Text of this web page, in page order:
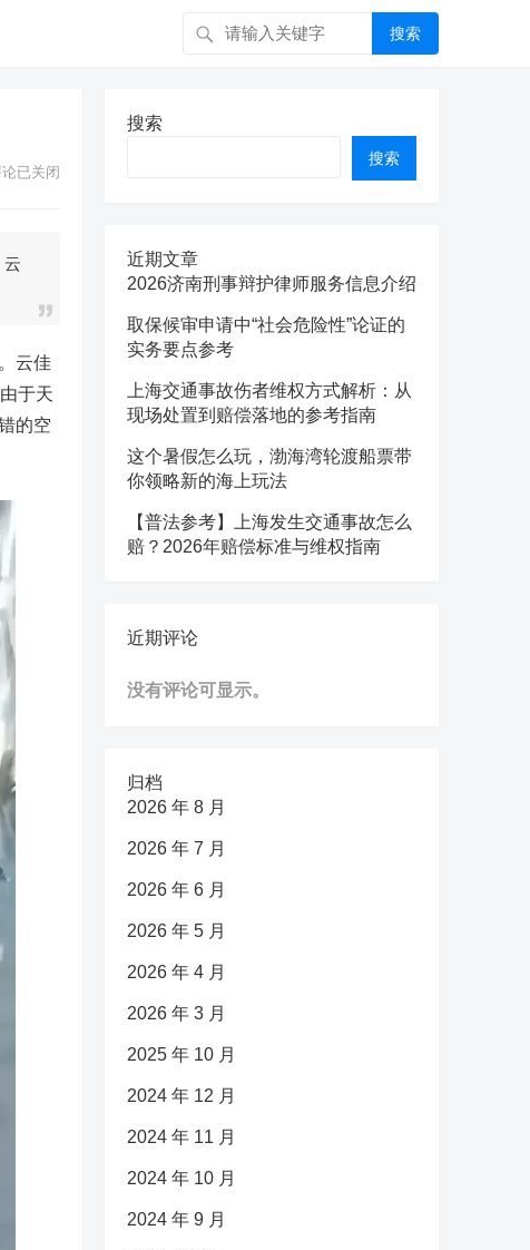
搜索
已关闭
云
云佳
于天
的空
搜索
搜索
近期文章
2026济南刑事辩护律师服务信息介绍
取保候审申请中“社会危险性”论证的
实务要点参考
上海交通事故伤者维权方式解析：从
现场处置到赔偿落地的参考指南
这个暑假怎么玩，渤海湾轮渡船票带
你领略新的海上玩法
【普法参考】上海发生交通事故怎么
赔？2026年赔偿标准与维权指南
近期评论
没有评论可显示。
归档
2026 年 8 月
2026 年 7 月
2026 年 6 月
2026 年 5 月
2026 年 4 月
2026 年 3 月
2025 年 10 月
2024 年 12 月
2024 年 11 月
2024 年 10 月
2024 年 9 月